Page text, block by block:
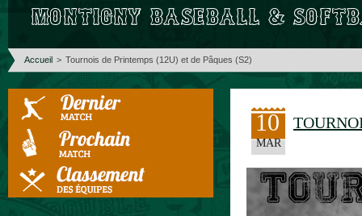
Accueil > Tournois de Printemps (12U) et de Pâques (S2)
10
MAR